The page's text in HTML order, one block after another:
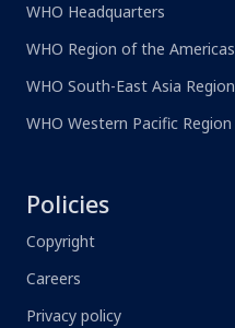
WHO Headquarters
WHO Region of the Americas
WHO South-East Asia Region
WHO Western Pacific Region
Policies
Copyright
Careers
Privacy policy